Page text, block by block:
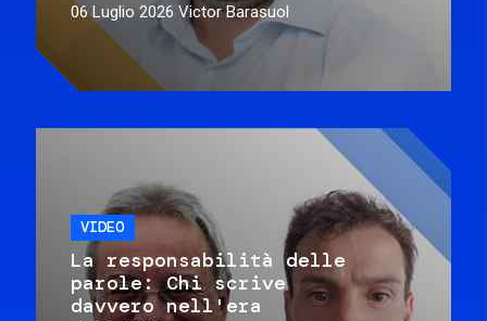
06 Luglio 2026 Victor Barasuol
VIDEO
La responsabilità delle
parole: Chi scrive
davvero nell'era